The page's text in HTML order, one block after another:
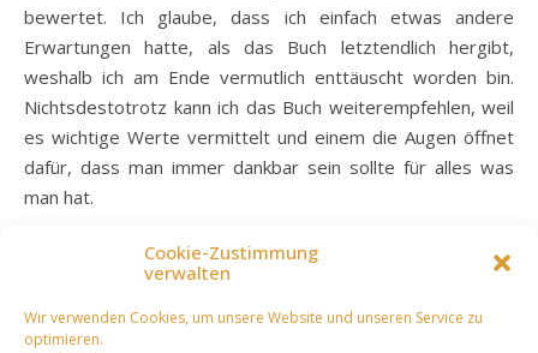
Cookie-Zustimmung
verwalten
Wir verwenden Cookies, um unsere Website und unseren Service zu
optimieren.
bewertet. Ich glaube, dass ich einfach etwas andere
Erwartungen hatte, als das Buch letztendlich hergibt,
weshalb ich am Ende vermutlich enttäuscht worden bin.
Nichtsdestotrotz kann ich das Buch weiterempfehlen, weil
es wichtige Werte vermittelt und einem die Augen öffnet
dafür, dass man immer dankbar sein sollte für alles was
man hat.
Buchrezension